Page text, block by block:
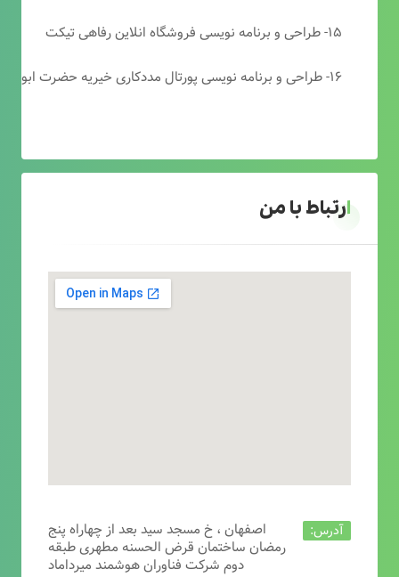
۱۵- طراحی و برنامه نویسی فروشگاه انلاین رفاهی تیکت
۱۶- طراحی و برنامه نویسی پورتال مددکاری خیریه حضرت ابوالفضل (ع)
ارتباط با من
آدرس:
اصفهان ، خ مسجد سید بعد از چهاراه پنج
رمضان ساختمان قرض الحسنه مطهری طبقه
دوم شرکت فناوران هوشمند میرداماد